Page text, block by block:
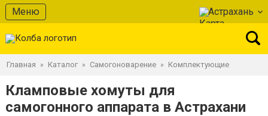
Меню Астрахань
Главная » Каталог » Самогоноварение » Комплектующие
Кламповые хомуты для
самогонного аппарата в Астрахани